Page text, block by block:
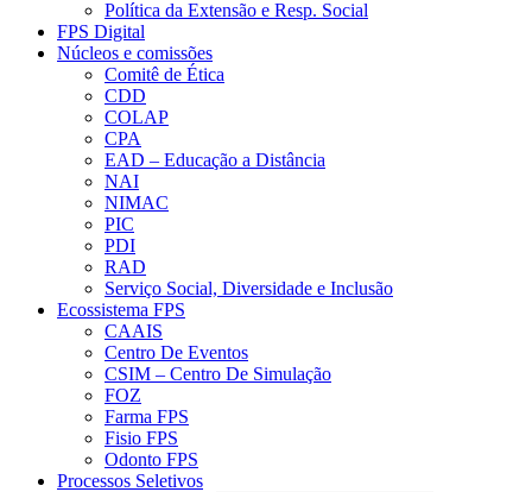
Política da Extensão e Resp. Social
FPS Digital
Núcleos e comissões
Comitê de Ética
CDD
COLAP
CPA
EAD – Educação a Distância
NAI
NIMAC
PIC
PDI
RAD
Serviço Social, Diversidade e Inclusão
Ecossistema FPS
CAAIS
Centro De Eventos
CSIM – Centro De Simulação
FOZ
Farma FPS
Fisio FPS
Odonto FPS
Processos Seletivos